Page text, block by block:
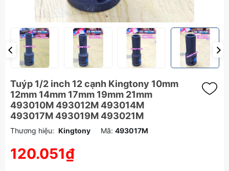
Tuýp 1/2 inch 12 cạnh Kingtony 10mm
12mm 14mm 17mm 19mm 21mm
493010M 493012M 493014M
493017M 493019M 493021M
Thương hiệu: Kingtony Mã: 493017M
120.051₫